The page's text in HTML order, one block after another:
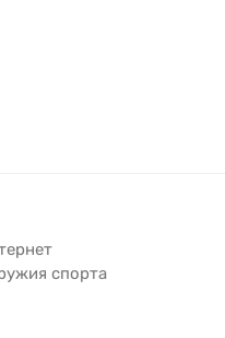
спорта